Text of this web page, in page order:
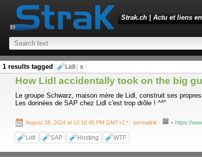
Strak.ch | Actu et liens
1 results tagged Lidl x
How Lidl accidentally took on the big
Le groupe Schwarz, maison mère de Lidl, construit ses
Les données de SAP chez Lidl c'est trop drôle ! ^^"
August 28, 2024 at 10:16:45 PM GMT+2 * - permalink - - https://
Lidl SAP Hosting WTF